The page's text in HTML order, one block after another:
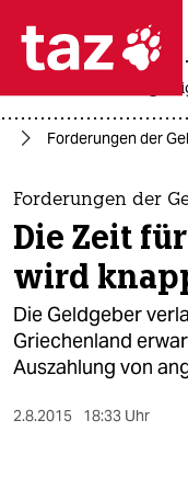

themen
politik
öko
gesellschaft
Forderungen der
Forderungen der
Die Zeit
wird
Die Geldgeber
Griechenland
Auszahlung von
2.8.2015 18:33 Uhr